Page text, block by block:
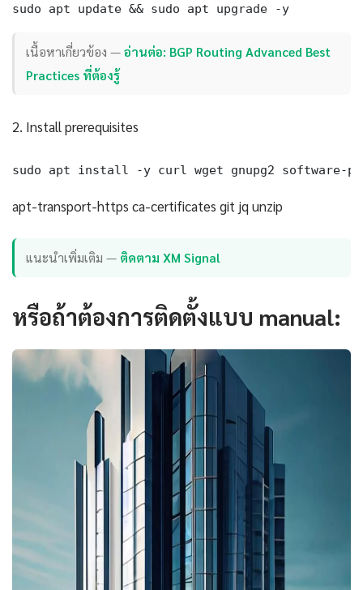
sudo apt update && sudo apt upgrade -y
เนื้อหาเกี่ยวข้อง —อ่านต่อ: BGP Routing Advanced Best
Practices ที่ต้องรู้
2. Install prerequisites
sudo apt install -y curl wget gnupg2 software-
apt-transport-https ca-certificates git jq unzip
แนะนำเพิ่มเติม — ติดตาม XM Signal
หรือถ้าต้องการติดตั้งแบบ manual: